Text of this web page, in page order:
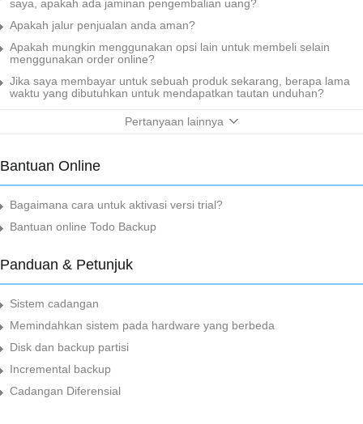
saya, apakah ada jaminan pengembalian uang?
Apakah jalur penjualan anda aman?
Apakah mungkin menggunakan opsi lain untuk membeli selain
menggunakan order online?
Jika saya membayar untuk sebuah produk sekarang, berapa lama
waktu yang dibutuhkan untuk mendapatkan tautan unduhan?
Pertanyaan lainnya
Bantuan Online
Bagaimana cara untuk aktivasi versi trial?
Bantuan online Todo Backup
Panduan & Petunjuk
Sistem cadangan
Memindahkan sistem pada hardware yang berbeda
Disk dan backup partisi
Incremental backup
Cadangan Diferensial